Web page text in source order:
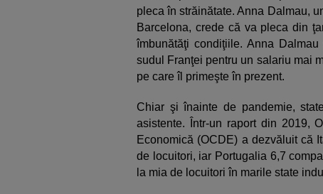
pleca în străinătate. Anna Dalmau,
Barcelona, crede că va pleca din
îmbunătăţi condiţiile. Anna
sudul Franţei pentru un salariu mai
pe care îl primeşte în prezent.
Chiar şi înainte de pandemie,
asistente. Într-un raport din 2019,
Economică (OCDE) a dezvăluit că
de locuitori, iar Portugalia 6,7
la mia de locuitori în marile state